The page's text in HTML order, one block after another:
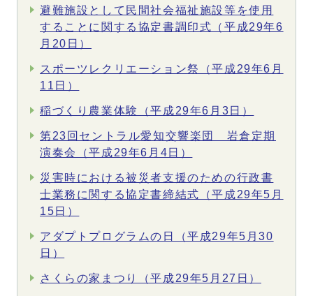
避難施設として民間社会福祉施設等を使用
することに関する協定書調印式（平成29年6
月20日）
スポーツレクリエーション祭（平成29年6月
11日）
稲づくり農業体験（平成29年6月3日）
第23回セントラル愛知交響楽団 岩倉定期
演奏会（平成29年6月4日）
災害時における被災者支援のための行政書
士業務に関する協定書締結式（平成29年5月
15日）
アダプトプログラムの日（平成29年5月30
日）
さくらの家まつり（平成29年5月27日）